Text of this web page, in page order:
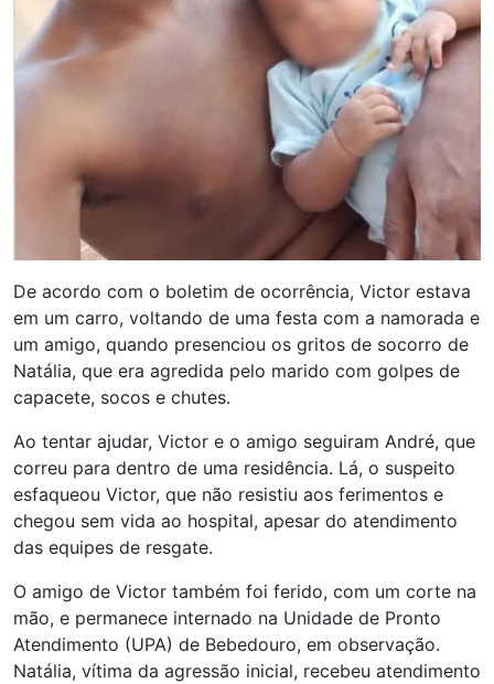
De acordo com o boletim de ocorrência, Victor estava
em um carro, voltando de uma festa com a namorada e
um amigo, quando presenciou os gritos de socorro de
Natália, que era agredida pelo marido com golpes de
capacete, socos e chutes.
Ao tentar ajudar, Victor e o amigo seguiram André, que
correu para dentro de uma residência. Lá, o suspeito
esfaqueou Victor, que não resistiu aos ferimentos e
chegou sem vida ao hospital, apesar do atendimento
das equipes de resgate.
O amigo de Victor também foi ferido, com um corte na
mão, e permanece internado na Unidade de Pronto
Atendimento (UPA) de Bebedouro, em observação.
Natália, vítima da agressão inicial, recebeu atendimento